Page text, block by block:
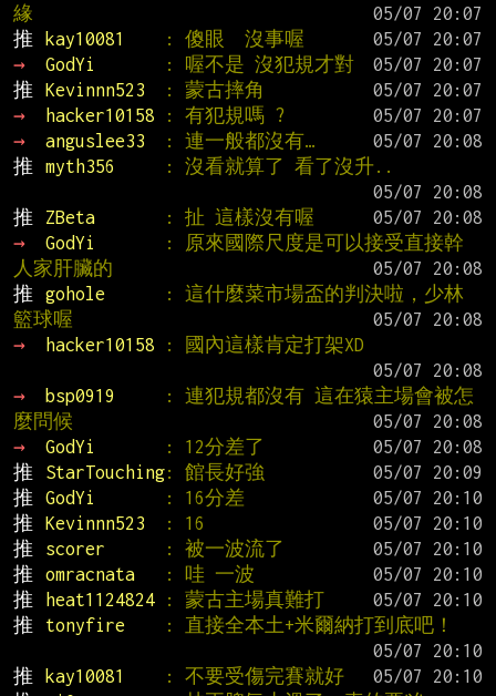
緣
推
kay10081 : 傻眼  沒事喔
→
GodYi : 喔不是 沒犯規才對
推
Kevinnn523 : 蒙古摔角
→
hacker10158 : 有犯規嗎 ?
→
anguslee33 : 連一般都沒有…
推
myth356
: 沒看就算了 看了沒升..
推
ZBeta : 扯 這樣沒有喔
→
GodYi
: 原來國際尺度是可以接受直接幹
人家肝臟的
推
gohole
: 這什麼菜市場盃的判決啦，少林
籃球喔
→
hacker10158
: 國內這樣肯定打架XD
→
bsp0919
: 連犯規都沒有 這在猿主場會被怎
麼問候
→
GodYi : 12分差了
推
StarTouching: 館長好強
推
GodYi : 16分差
推
Kevinnn523 : 16
推
scorer : 被一波流了
推
omracnata : 哇 一波
推
heat1124824 : 蒙古主場真難打
推
tonyfire
: 直接全本土+米爾納打到底吧！
推
kay10081 : 不要受傷完賽就好